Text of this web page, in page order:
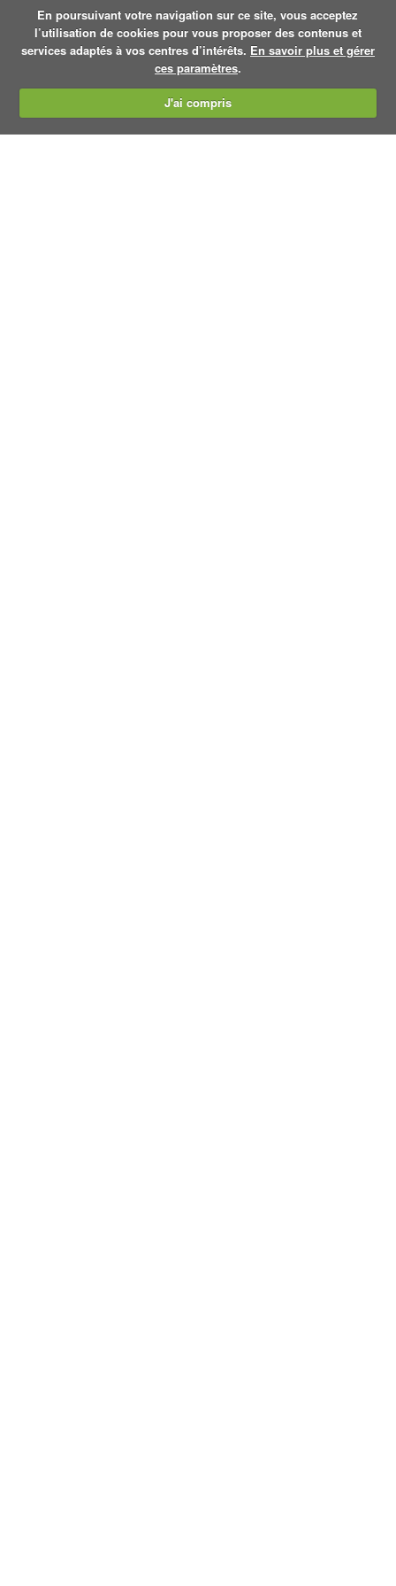
En poursuivant votre navigation sur ce site, vous acceptez
l’utilisation de cookies pour vous proposer des contenus et
services adaptés à vos centres d’intérêts. En savoir plus et gérer
ces paramètres.
J'ai compris